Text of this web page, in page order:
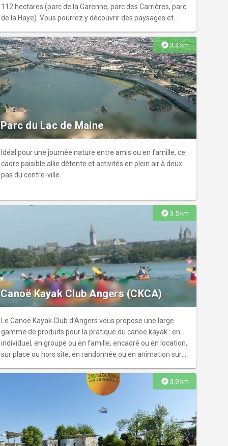
112 hectares (parc de la Garenne, parc des Carrières, parc
de la Haye). Vous pourrez y découvrir des paysages et
explore3.4 km
Parc du Lac de Maine
Idéal pour une journée nature entre amis ou en famille, ce
cadre paisible allie détente et activités en plein air à deux
pas du centre-ville.
explore 3.5 km
Canoë Kayak Club Angers (CKCA)
Le Canoë Kayak Club d'Angers vous propose une large
gamme de produits pour la pratique du canoë kayak : en
individuel, en groupe ou en famille, encadré ou en location,
sur place ou hors site, en randonnée ou en animation sur
explore 3.9 km